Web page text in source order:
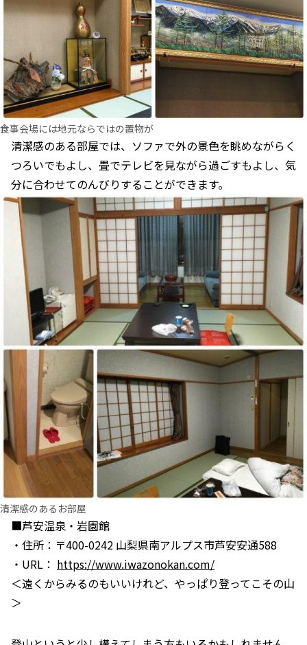
食事会場には地元ならではの置物が
清潔感のある部屋では、ソファで外の景色を眺めながらく
つろいでもよし、畳でテレビを見ながら過ごすもよし、気
分に合わせてのんびりすることができます。
清潔感のあるお部屋
■芦安温泉・岩園館
・住所：〒400-0242 山梨県南アルプス市芦安安通588
・URL： https://www.iwazonokan.com/
＜遠くからみるのもいいけれど、やっぱり登ってこその山
＞